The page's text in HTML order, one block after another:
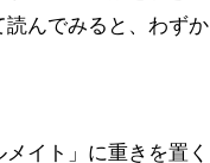
んでみると、わずか
イト」に重きを置く